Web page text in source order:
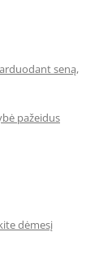
seną,
pažeidus
dėmesį